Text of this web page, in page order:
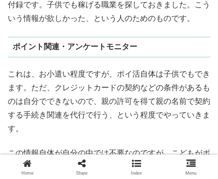
付録です。子供でも稼げる職業を探しておきました。こう
いう情報が欲しかった、という人のためのものです。
ポイント関連・アンケートモニター
これは、お小遣い程度ですが、ポイ活自体は子供でもでき
ます。ただ、クレジットカードの契約などの条件があるも
のは自分でできないので、親の許可を得て親の名前で契約
する手続き関連を代行で行う、という程度でやっていきま
す。
この情報自体が自分の中では不要なのですが、こどもがポ
イントサイトで広告クリックとかしているくらいなら、普
Home Share Index Menu